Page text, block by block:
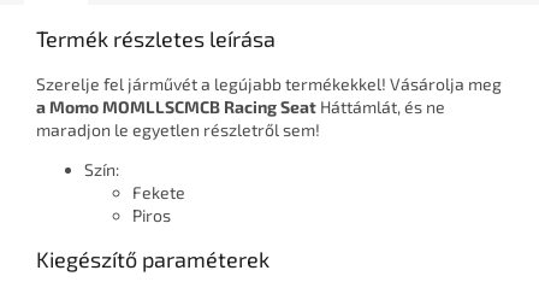
Termék részletes leírása
Szerelje fel járművét a legújabb termékekkel! Vásárolja meg
a Momo MOMLLSCMCB Racing Seat Háttámlát, és ne
maradjon le egyetlen részletről sem!
Szín:
Fekete
Piros
Kiegészítő paraméterek